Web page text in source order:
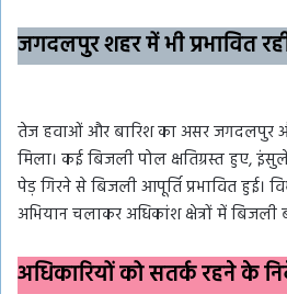
जगदलपुर शहर में भी प्रभावित
तेज हवाओं और बारिश का असर जगदलपुर
मिला। कई बिजली पोल क्षतिग्रस्त हुए,
पेड़ गिरने से बिजली आपूर्ति प्रभावित हुई।
अभियान चलाकर अधिकांश क्षेत्रों में बिजली
अधिकारियों को सतर्क रहने के